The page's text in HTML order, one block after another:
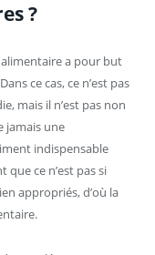
?
a pour but
ce cas, ce n’est pas
mais il n’est pas non
jamais une
indispensable
ce n’est pas si
appropriés, d’où la